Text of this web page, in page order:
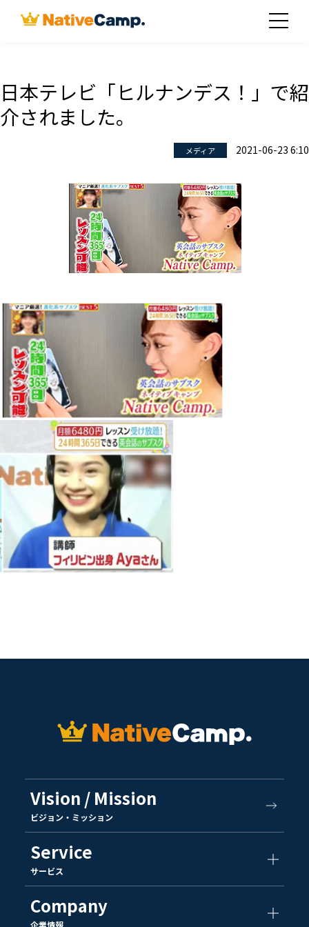
日本テレビ「ヒルナンデス！」で紹
介されました。
メディア 2021-06-23 6:10
Vision / Mission
ビジョン・ミッション
Service
サービス
Company